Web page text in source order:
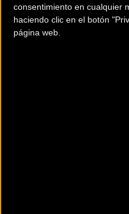
consentimiento en cualquier
haciendo clic en el botón
página web.
Comercios Bz